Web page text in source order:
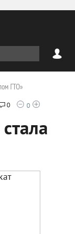
ГТО»
0 0